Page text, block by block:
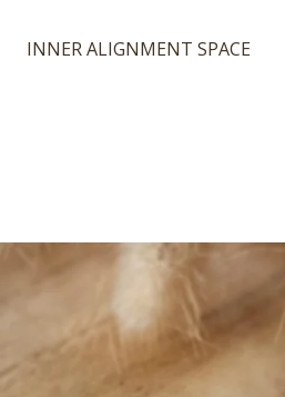
INNER ALIGNMENT SPACE